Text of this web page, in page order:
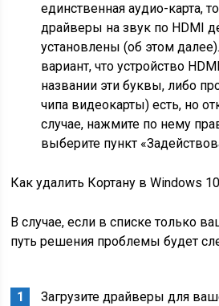
единственная аудио-карта,
драйверы на звук по HDMI
установлены (об этом
вариант, что устройство
названии эти буквы, либо
чипа видеокарты) есть, но
случае, нажмите по нему
выберите пункт
Как удалить Кортану в Windows
В случае, если в списке только
путь решения проблемы будет
Загрузите драйверы для